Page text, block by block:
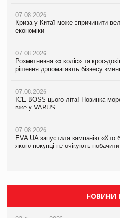
07.08.2026
Криза у Китаї може спричинити
економіки
07.08.2026
Розмитнення «з коліс» та крос-
рішення допомагають бізнесу
07.08.2026
ICE BOSS цього літа! Новинка
вже у VARUS
07.08.2026
EVA.UA запустила кампанію «Хто
якого покупці не очікують
07.08.2026
ICE BOSS цього літа! Новинка
07.08.2026
EVA.UA запустила кампанію «Хто
06.08.2026
Смачна новинка для хвостатих: у
05.08.2026
Мережа супермаркетів VARUS
07.08.2026
Криза у Китаї може спричинити
економіки
07.08.2026
Kraft Heinz скоротила збиток у
Продажі Hugo Boss впали на 9%
НОВИНИ